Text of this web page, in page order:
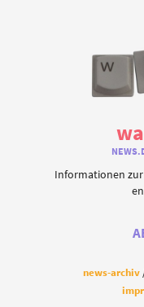
Informationen
news-archiv